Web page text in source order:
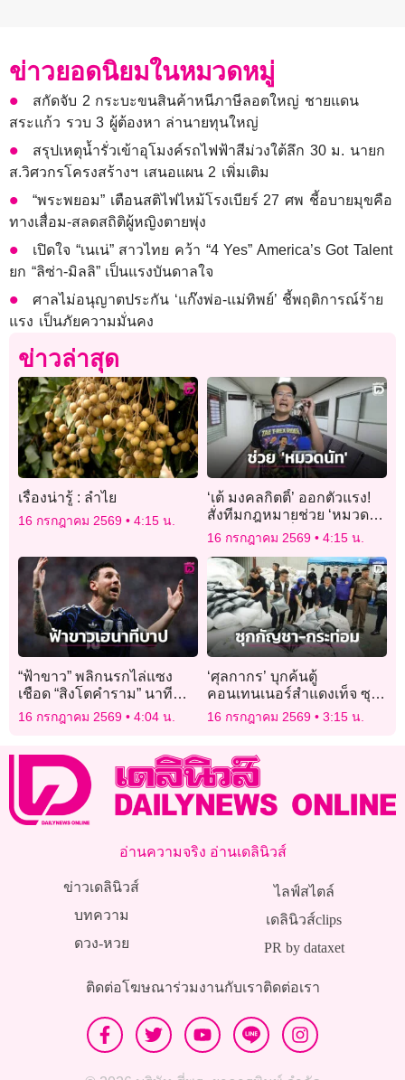
ข่าวยอดนิยมในหมวดหมู่
สกัดจับ 2 กระบะขนสินค้าหนีภาษีลอตใหญ่ ชายแดน
สระแก้ว รวบ 3 ผู้ต้องหา ล่านายทุนใหญ่
สรุปเหตุน้ำรั่วเข้าอุโมงค์รถไฟฟ้าสีม่วงใต้ลึก 30 ม. นายก
ส.วิศวกรโครงสร้างฯ เสนอแผน 2 เพิ่มเติม
“พระพยอม” เตือนสติไฟไหม้โรงเบียร์ 27 ศพ ชี้อบายมุขคือ
ทางเสื่อม-สลดสถิติผู้หญิงตายพุ่ง
เปิดใจ “เนเน่” สาวไทย คว้า “4 Yes” America’s Got Talent
ยก “ลิซ่า-มิลลิ” เป็นแรงบันดาลใจ
ศาลไม่อนุญาตประกัน ‘แก๊งพ่อ-แม่ทิพย์’ ชี้พฤติการณ์ร้าย
แรง เป็นภัยความมั่นคง
ข่าวล่าสุด
เรื่องน่ารู้ : ลำไย
16 กรกฎาคม 2569 4:15 น.
‘เต้ มงคลกิตติ์’ ออกตัวแรง!
สั่งทีมกฎหมายช่วย ‘หมวด
นัท’ สู้ทุกคดี มั่นใจความ
บริสุทธิ์
16 กรกฎาคม 2569 4:15 น.
“ฟ้าขาว” พลิกนรกไล่แซง
เชือด “สิงโตคำราม” นาที
บาป
16 กรกฎาคม 2569 4:04 น.
‘ศุลกากร’ บุกค้นตู้
คอนเทนเนอร์สำแดงเท็จ ซุก
ช่อดอกกัญชา-ผงกระท่อม
กว่า 17.8 ล้าน
16 กรกฎาคม 2569 3:15 น.
อ่านความจริง อ่านเดลินิวส์
ข่าวเดลินิวส์
บทความ
ดวง-หวย
ไลฟ์สไตล์
เดลินิวส์clips
PR by dataxet
ติดต่อโฆษณาร่วมงานกับเราติดต่อเรา